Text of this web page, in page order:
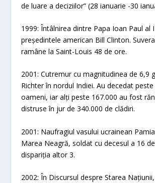
de luare a deciziilor” (28 ianuarie -30
1999: Întâlnirea dintre Papa Ioan Paul al
președintele american Bill Clinton.
ramâne la Saint-Louis 48 de ore.
2001: Cutremur cu magnitudinea de 6,9
Richter în nordul Indiei. Au decedat
oameni, iar alți peste 167.000 au fost
distruse în jur de 340.000 de clădiri.
2001: Naufragiul vasului ucrainean
Marea Neagră, soldat cu decesul a 16
dispariția altor 3.
2002: În Discursul despre Starea